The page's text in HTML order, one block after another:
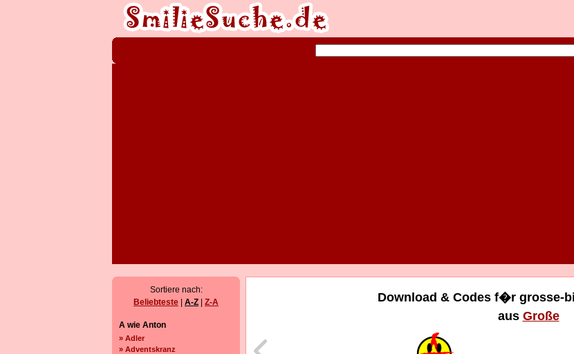
Sortiere nach:
Beliebteste
A-Z Z-A
A wie Anton
» Adler
» Adventskranz
Download & Codes f�r grosse-
aus Große